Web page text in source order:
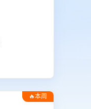
🔥本周